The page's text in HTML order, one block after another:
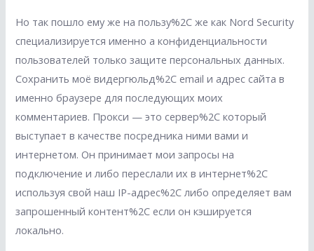
Но так пошло ему же на пользу%2C же как Nord Security
специализируется именно а конфиденциальности
пользователей только защите персональных данных.
Сохранить моё видергюльд%2C email и адрес сайта в
именно браузере для последующих моих
комментариев. Прокси — это сервер%2C который
выступает в качестве посредника ними вами и
интернетом. Он принимает мои запросы на
подключение и либо переслали их в интернет%2C
используя свой наш IP-адрес%2C либо определяет вам
запрошенный контент%2C если он кэшируется
локально.